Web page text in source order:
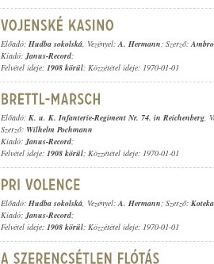
Előadó: Hudba sokolská, Vezényel:A. Hermann; Szerző:
Kiadó:Janus-Record;
Felvétel ideje: 1908 körül; Közzététel ideje: 1970-01-01
Előadó: K. u. K. Infanterie-Regiment Nr. 74. in Reichenberg,
Szerző: Wilhelm Pochmann
Kiadó:Janus-Record;
Felvétel ideje: 1908 körül; Közzététel ideje: 1970-01-01
Előadó: Hudba sokolská, Vezényel:A. Hermann; Szerző: Koteka
Kiadó:Janus-Record;
Felvétel ideje: 1908 körül; Közzététel ideje: 1970-01-01